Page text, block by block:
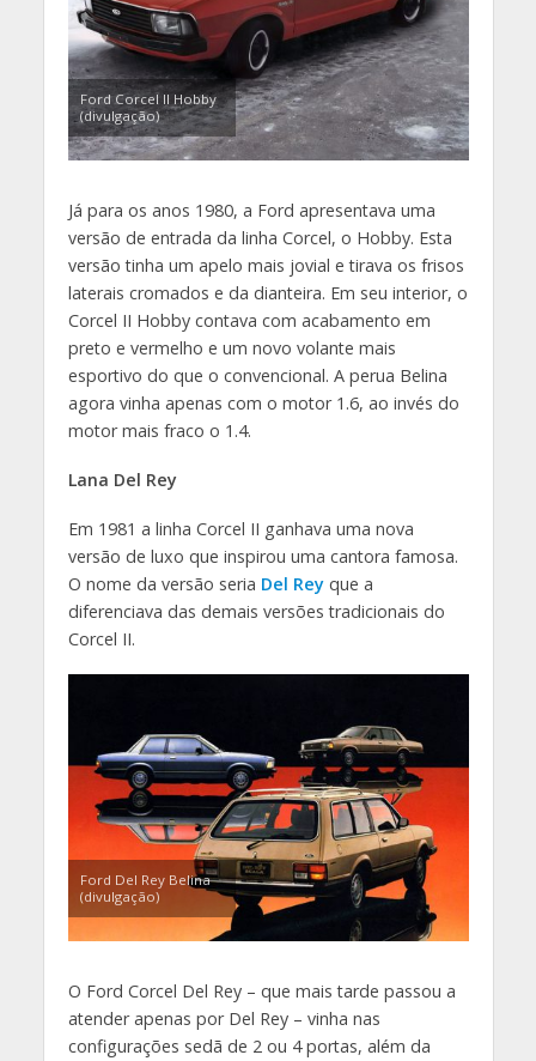
Ford Corcel II Hobby
(divulgação)
Já para os anos 1980, a Ford apresentava uma
versão de entrada da linha Corcel, o Hobby. Esta
versão tinha um apelo mais jovial e tirava os frisos
laterais cromados e da dianteira. Em seu interior, o
Corcel II Hobby contava com acabamento em
preto e vermelho e um novo volante mais
esportivo do que o convencional. A perua Belina
agora vinha apenas com o motor 1.6, ao invés do
motor mais fraco o 1.4.
Lana Del Rey
Em 1981 a linha Corcel II ganhava uma nova
versão de luxo que inspirou uma cantora famosa.
O nome da versão seria Del Rey que a
diferenciava das demais versões tradicionais do
Corcel II.
Ford Del Rey Belina
(divulgação)
O Ford Corcel Del Rey – que mais tarde passou a
atender apenas por Del Rey – vinha nas
configurações sedã de 2 ou 4 portas, além da